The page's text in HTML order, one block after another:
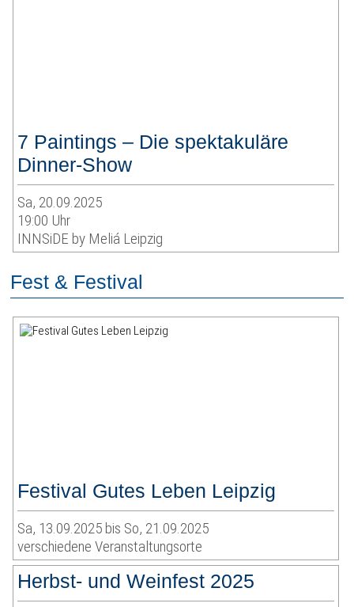
7 Paintings – Die spektakuläre
Dinner-Show
Sa, 20.09.2025
19:00 Uhr
INNSiDE by Meliá Leipzig
Fest & Festival
Festival Gutes Leben Leipzig
Sa, 13.09.2025 bis So, 21.09.2025
verschiedene Veranstaltungsorte
Herbst- und Weinfest 2025